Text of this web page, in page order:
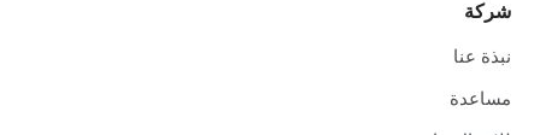
شركة
نبذة عنا
مساعدة